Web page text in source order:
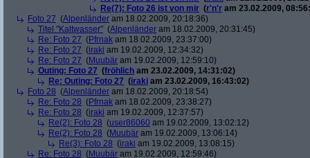
Re(7): Foto 26 ist von mir (r'n'r am 23.02.2009,
Foto 27 (Alpenländer am 18.02.2009, 20:18:36)
Titel "Kaltwasser" (Alpenländer am 18.02.2009, 20:31:45)
Re: Foto 27 (Pfrnak am 18.02.2009, 23:37:00)
Re: Foto 27 (iraki am 19.02.2009, 12:34:32)
Re: Foto 27 (Muubär am 19.02.2009, 12:59:10)
Outing: Foto 27 (fröhlich am 23.02.2009, 14:31:02)
Re: Outing: Foto 27 (iraki am 23.02.2009, 16:43:02)
Foto 28 (Alpenländer am 18.02.2009, 20:18:54)
Re: Foto 28 (Pfrnak am 18.02.2009, 23:38:27)
Re: Foto 28 (iraki am 19.02.2009, 12:37:57)
Re(2): Foto 28 (user86060 am 19.02.2009, 13:02:12)
Re(2): Foto 28 (Muubär am 19.02.2009, 13:06:14)
Re(3): Foto 28 (iraki am 19.02.2009, 13:08:15)
Re: Foto 28 (Muubär am 19.02.2009, 12:59:46)